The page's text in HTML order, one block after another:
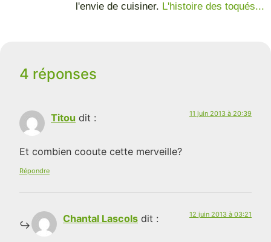
l'envie de cuisiner. L'histoire des toqués...
4 réponses
Titou dit : 11 juin 2013 à 20:39
Et combien cooute cette merveille?
Répondre
Chantal Lascols dit : 12 juin 2013 à 03:21